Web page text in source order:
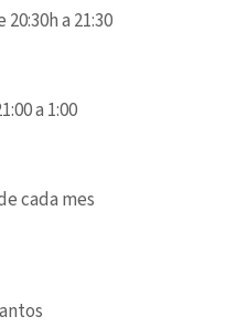
a 21:30
a 1:00
cada mes